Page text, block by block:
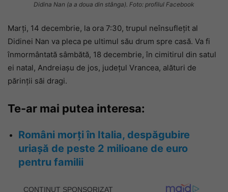
Didina Nan (a a doua din stânga). Foto: profilul Facebook
Marți, 14 decembrie, la ora 7:30, trupul neînsuflețit al
Didinei Nan va pleca pe ultimul său drum spre casă. Va fi
înmormântată sâmbătă, 18 decembrie, în cimitirul din satul
ei natal, Andreiașu de jos, județul Vrancea, alături de
părinții săi dragi.
Te-ar mai putea interesa:
Români morți în Italia, despăgubire
uriașă de peste 2 milioane de euro
pentru familii